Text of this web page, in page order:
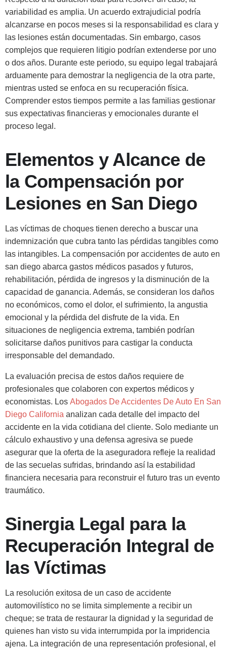
variabilidad es amplia. Un acuerdo extrajudicial podría
alcanzarse en pocos meses si la responsabilidad es clara y
las lesiones están documentadas. Sin embargo, casos
complejos que requieren litigio podrían extenderse por uno
o dos años. Durante este periodo, su equipo legal trabajará
arduamente para demostrar la negligencia de la otra parte,
mientras usted se enfoca en su recuperación física.
Comprender estos tiempos permite a las familias gestionar
sus expectativas financieras y emocionales durante el
proceso legal.
Elementos y Alcance de
la Compensación por
Lesiones en San Diego
Las víctimas de choques tienen derecho a buscar una
indemnización que cubra tanto las pérdidas tangibles como
las intangibles. La compensación por accidentes de auto en
san diego abarca gastos médicos pasados y futuros,
rehabilitación, pérdida de ingresos y la disminución de la
capacidad de ganancia. Además, se consideran los daños
no económicos, como el dolor, el sufrimiento, la angustia
emocional y la pérdida del disfrute de la vida. En
situaciones de negligencia extrema, también podrían
solicitarse daños punitivos para castigar la conducta
irresponsable del demandado.
La evaluación precisa de estos daños requiere de
profesionales que colaboren con expertos médicos y
economistas. Los Abogados De Accidentes De Auto En San
Diego California analizan cada detalle del impacto del
accidente en la vida cotidiana del cliente. Solo mediante un
cálculo exhaustivo y una defensa agresiva se puede
asegurar que la oferta de la aseguradora refleje la realidad
de las secuelas sufridas, brindando así la estabilidad
financiera necesaria para reconstruir el futuro tras un evento
traumático.
Sinergia Legal para la
Recuperación Integral de
las Víctimas
La resolución exitosa de un caso de accidente
automovilístico no se limita simplemente a recibir un
cheque; se trata de restaurar la dignidad y la seguridad de
quienes han visto su vida interrumpida por la impridencia
ajena. La integración de una representación profesional, el